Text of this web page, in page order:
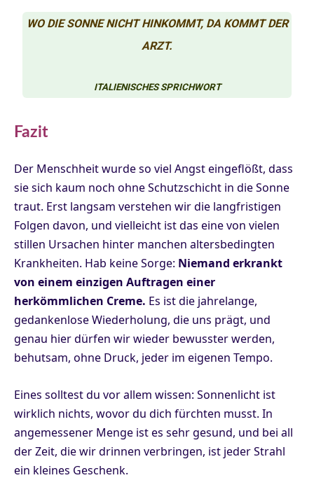
WO DIE SONNE NICHT HINKOMMT, DA KOMMT DER
ARZT.
ITALIENISCHES SPRICHWORT
Fazit
Der Menschheit wurde so viel Angst eingeflößt, dass
sie sich kaum noch ohne Schutzschicht in die Sonne
traut. Erst langsam verstehen wir die langfristigen
Folgen davon, und vielleicht ist das eine von vielen
stillen Ursachen hinter manchen altersbedingten
Krankheiten. Hab keine Sorge: Niemand erkrankt
von einem einzigen Auftragen einer
herkömmlichen Creme. Es ist die jahrelange,
gedankenlose Wiederholung, die uns prägt, und
genau hier dürfen wir wieder bewusster werden,
behutsam, ohne Druck, jeder im eigenen Tempo.
Eines solltest du vor allem wissen: Sonnenlicht ist
wirklich nichts, wovor du dich fürchten musst. In
angemessener Menge ist es sehr gesund, und bei all
der Zeit, die wir drinnen verbringen, ist jeder Strahl
ein kleines Geschenk.